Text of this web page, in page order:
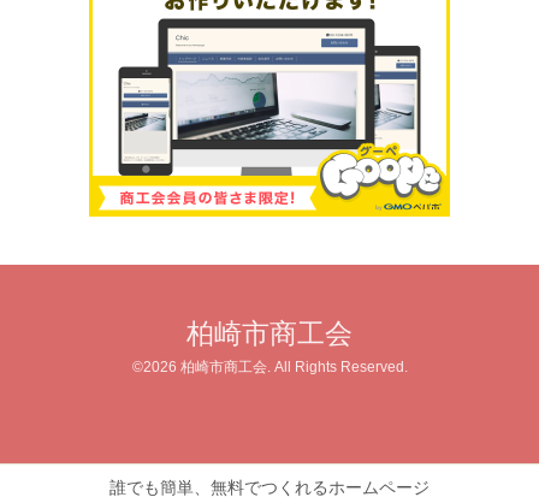
柏崎市商工会
©2026 柏崎市商工会. All Rights Reserved.
誰でも簡単、無料でつくれるホームページ